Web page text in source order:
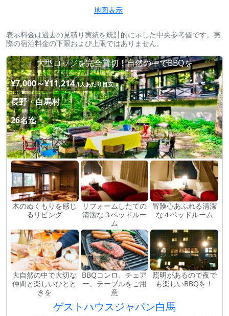
地図表示
表示料金は過去の見積り実績を統計的に示した中央参考値です。実
際の宿泊料金の下限および上限ではありません。
大型ロッジを完全貸切！自然の中でBBQを
¥7,000～¥11,214 1人あたり目安
長野・白馬村
26名迄
木のぬくもりを感じ
るリビング
リフォームしたての
清潔な３ベッドルー
ム
冒険心あふれる清潔
な４ベッドルーム
大自然の中で大切な
仲間と楽しいひとと
きを
BBQコンロ、チェア
ー、テーブルをご用
意
照明があるので夜で
も楽しいBBQを！
ゲストハウスジャパン白馬